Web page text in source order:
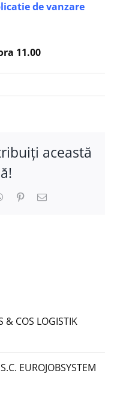
de vanzare
11.00
această
WhatsApp
Pinterest
E-
COS LOGISTIK
EUROJOBSYSTEM